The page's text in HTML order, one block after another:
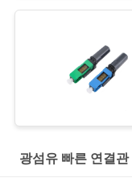
광섬유 빠른 연결관